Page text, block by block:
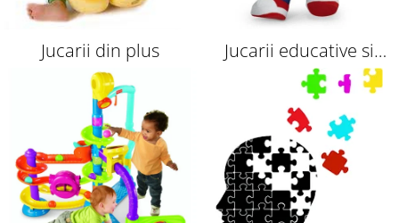
Jucarii din plus
Jucarii educative si
interactive